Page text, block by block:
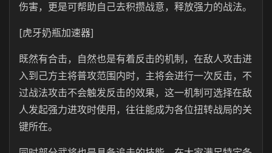
伤害，更是可帮助自己去积攒战意，释放强力的战法。
[虎牙奶瓶加速器]
既然有合击，自然也是有着反击的机制，在敌人攻击进
入到己方主将普攻范围内时，主将会进行一次反击，不
过战法攻击不会触发反击的效果，这一机制可选择在敌
人发起强力进攻时使用，往往能成为各位扭转战局的关
键所在。